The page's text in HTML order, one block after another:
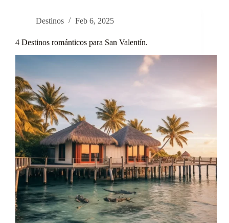
en
2025
Destinos Feb 6, 2025
4 Destinos románticos para San Valentín.